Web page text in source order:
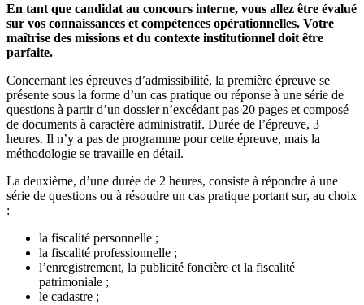
En tant que candidat au concours interne, vous allez être évalué
sur vos connaissances et compétences opérationnelles. Votre
maîtrise des missions et du contexte institutionnel doit être
parfaite.
Concernant les épreuves d’admissibilité, la première épreuve se
présente sous la forme d’un cas pratique ou réponse à une série de
questions à partir d’un dossier n’excédant pas 20 pages et composé
de documents à caractère administratif. Durée de l’épreuve, 3
heures. Il n’y a pas de programme pour cette épreuve, mais la
méthodologie se travaille en détail.
La deuxième, d’une durée de 2 heures, consiste à répondre à une
série de questions ou à résoudre un cas pratique portant sur, au choix
:
la fiscalité personnelle ;
la fiscalité professionnelle ;
l’enregistrement, la publicité foncière et la fiscalité
patrimoniale ;
le cadastre ;